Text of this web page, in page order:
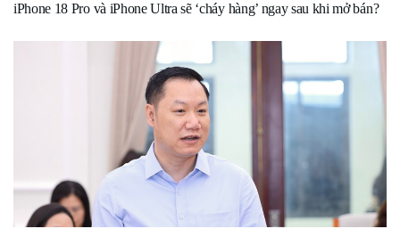
iPhone 18 Pro và iPhone Ultra sẽ ‘cháy hàng’ ngay sau khi mở bán?